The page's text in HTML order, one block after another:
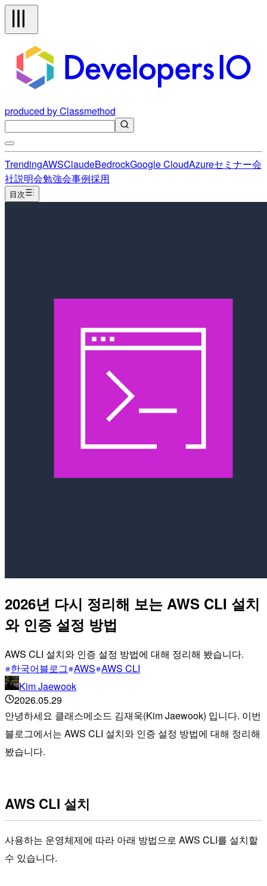
produced by Classmethod
TrendingAWSClaudeBedrockGoogle CloudAzureセミナー会
社説明会勉強会事例採用
目次
2026년 다시 정리해 보는 AWS CLI 설치
와 인증 설정 방법
AWS CLI 설치와 인증 설정 방법에 대해 정리해 봤습니다.
한국어블로그 AWS AWS CLI
Kim Jaewook
2026.05.29
안녕하세요 클래스메소드 김재욱(Kim Jaewook) 입니다. 이번
블로그에서는 AWS CLI 설치와 인증 설정 방법에 대해 정리해
봤습니다.
AWS CLI 설치
사용하는 운영체제에 따라 아래 방법으로 AWS CLI를 설치할
수 있습니다.